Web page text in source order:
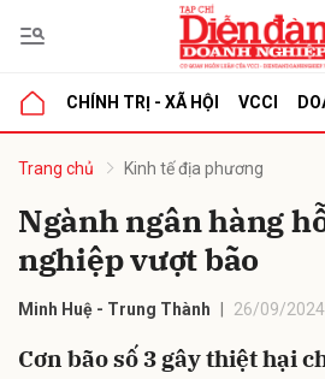
CHÍNH TRỊ - XÃ HỘI VCCI
Trang chủ Kinh tế địa phương
Ngành ngân hàng
nghiệp vượt bão
Minh Huệ - Trung Thành 26/09/
Cơn bão số 3 gây thiệt hại
luận